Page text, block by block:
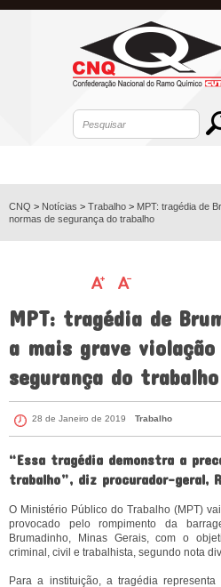
CNQ > Notícias > Trabalho > MPT: tragédia de
normas de segurança do trabalho
MPT: tragédia de
a mais grave
segurança do trabalho
28 de Janeiro de 2019 Trabalho
“Essa tragédia demonstra a
trabalho”, diz procurador-geral,
O Ministério Público do Trabalho (MPT)
provocado pelo rompimento da
Brumadinho, Minas Gerais, com o
criminal, civil e trabalhista, segundo nota
Para a instituição, a tragédia